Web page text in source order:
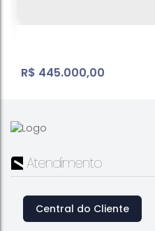
Condominio
R$ 445.000,00
Atendimento
Central do Cliente